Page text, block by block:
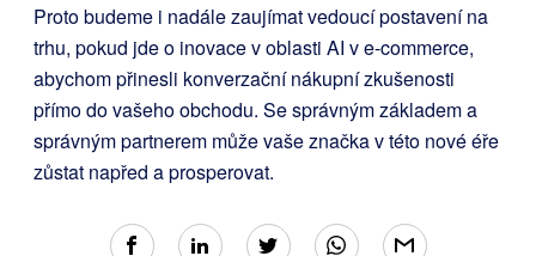
Proto budeme i nadále zaujímat vedoucí postavení na
trhu, pokud jde o inovace v oblasti AI v e-commerce,
abychom přinesli konverzační nákupní zkušenosti
přímo do vašeho obchodu. Se správným základem a
správným partnerem může vaše značka v této nové éře
zůstat napřed a prosperovat.